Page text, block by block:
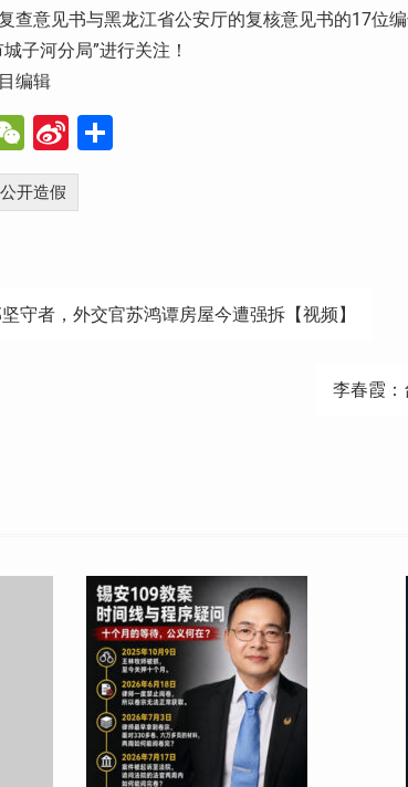
查意见书与黑龙江省公安厅的复核意见书的17位
子河分局”进行关注！
编辑
WeChat
Sina
Weibo
开造假
守者，外交官苏鸿谭房屋今遭强拆【视频】
李春霞